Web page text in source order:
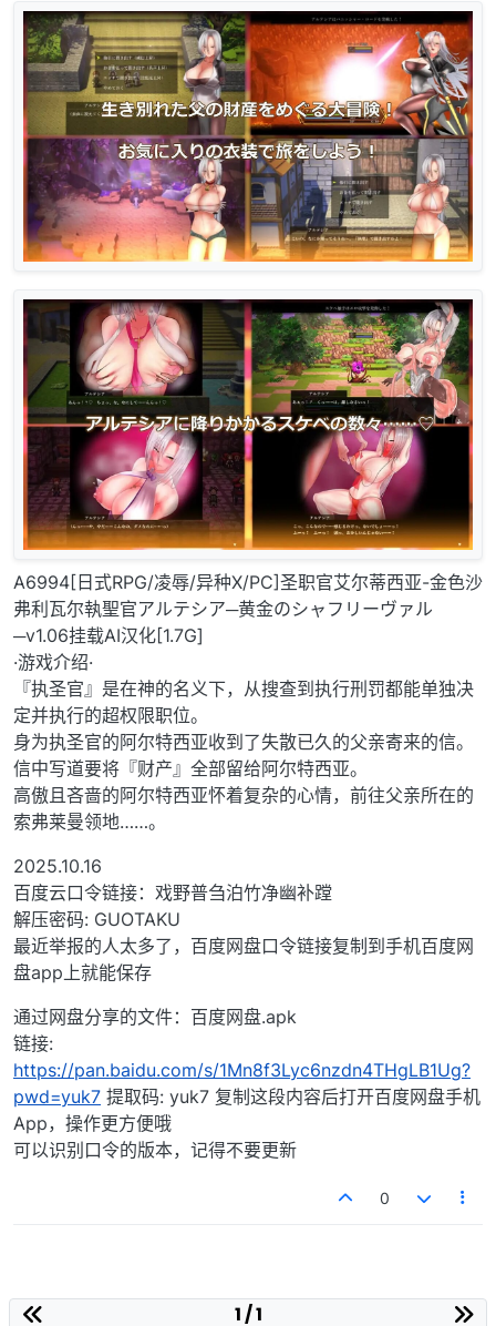
A6994[日式RPG/凌辱/异种X/PC]圣职官艾尔蒂西亚-金色沙
弗利瓦尔執聖官アルテシア─黄金のシャフリーヴァル
─v1.06挂载AI汉化[1.7G]
·游戏介绍·
『执圣官』是在神的名义下，从搜查到执行刑罚都能单独决
定并执行的超权限职位。
身为执圣官的阿尔特西亚收到了失散已久的父亲寄来的信。
信中写道要将『财产』全部留给阿尔特西亚。
高傲且吝啬的阿尔特西亚怀着复杂的心情，前往父亲所在的
索弗莱曼领地……。
2025.10.16
百度云口令链接：戏野普刍泊竹净幽补蹚
解压密码: GUOTAKU
最近举报的人太多了，百度网盘口令链接复制到手机百度网
盘app上就能保存
通过网盘分享的文件：百度网盘.apk
链接:
https://pan.baidu.com/s/1Mn8f3Lyc6nzdn4THgLB1Ug?
pwd=yuk7 提取码: yuk7 复制这段内容后打开百度网盘手机
App，操作更方便哦
可以识别口令的版本，记得不要更新
0
1 / 1